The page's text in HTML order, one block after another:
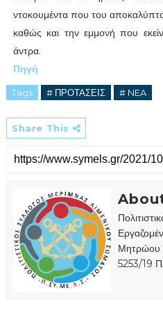
ντοκουμέντα που του
καθώς και την εμμονή που
άντρα.
Πηγή
Tags # ΠΡΟΤΑΣΕΙΣ # NEA
Share This
Μητρώου
5253/19